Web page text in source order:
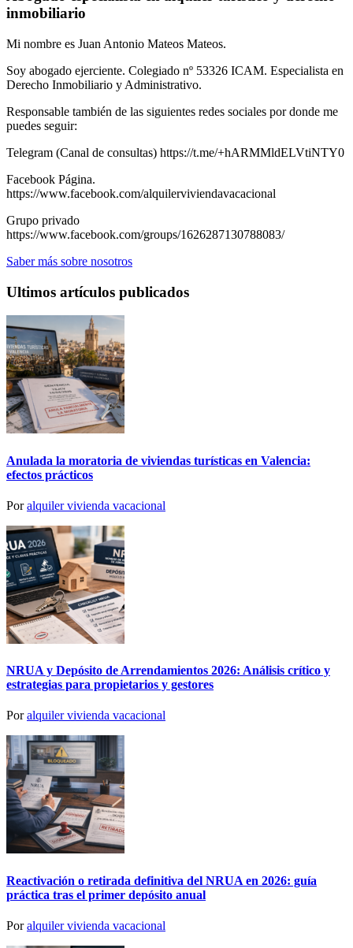
inmobiliario
Mi nombre es Juan Antonio Mateos Mateos.
Soy abogado ejerciente. Colegiado nº 53326 ICAM. Especialista en
Derecho Inmobiliario y Administrativo.
Responsable también de las siguientes redes sociales por donde me
puedes seguir:
Telegram (Canal de consultas) https://t.me/+hARMMldELVtiNTY0
Facebook Página.
https://www.facebook.com/alquilerviviendavacacional
Grupo privado
https://www.facebook.com/groups/1626287130788083/
Saber más sobre nosotros
Ultimos artículos publicados
Anulada la moratoria de viviendas turísticas en Valencia:
efectos prácticos
Poralquiler vivienda vacacional
NRUA y Depósito de Arrendamientos 2026: Análisis crítico y
estrategias para propietarios y gestores
Poralquiler vivienda vacacional
Reactivación o retirada definitiva del NRUA en 2026: guía
práctica tras el primer depósito anual
Poralquiler vivienda vacacional